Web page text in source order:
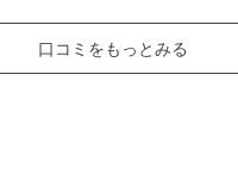
口コミをもっとみる